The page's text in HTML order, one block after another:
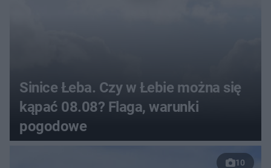
Sinice Łeba. Czy w Łebie można się
kąpać 08.08? Flaga, warunki
pogodowe
10